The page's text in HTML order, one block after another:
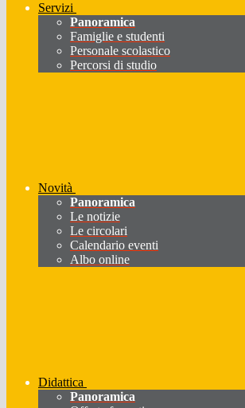
Servizi
Panoramica
Famiglie e studenti
Personale scolastico
Percorsi di studio
Novità
Panoramica
Le notizie
Le circolari
Calendario eventi
Albo online
Didattica
Panoramica